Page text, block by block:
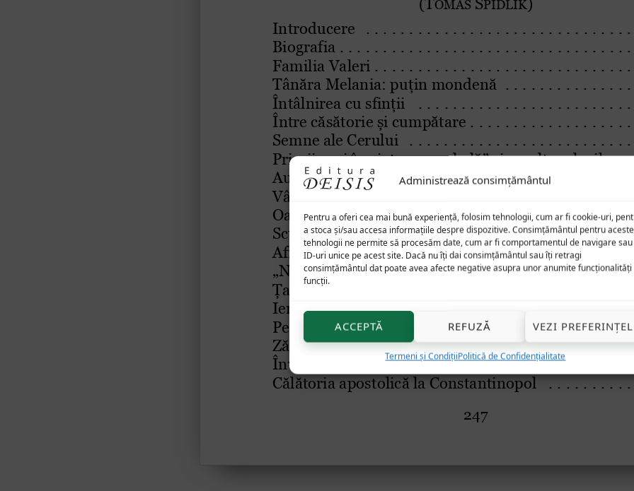
Administrează consimțământul
Pentru a oferi cea mai bună experiență, folosim tehnologii, cum ar fi cookie-uri,
a stoca și/sau accesa informațiile despre dispozitive. Consimțământul pentru aceste
tehnologii ne permite să procesăm date, cum ar fi comportamentul de navigare sau
ID-uri unice pe acest site. Dacă nu îți dai consimțământul sau îți retragi
consimțământul dat poate avea afecte negative asupra unor anumite funcționalități
funcții.
ACCEPTĂ REFUZĂ VEZI
Termeni și CondițiiPolitică de Confidențialitate